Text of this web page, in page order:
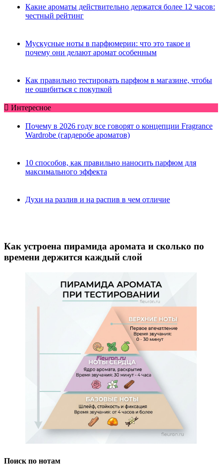
Какие ароматы действительно держатся более 12 часов:
честный рейтинг
Мускусные ноты в парфюмерии: что это такое и
почему они делают аромат особенным
Как правильно тестировать парфюм в магазине, чтобы
не ошибиться с покупкой
Интересное
Почему в 2026 году все говорят о концепции Fragrance
Wardrobe (гардеробе ароматов)
10 способов, как правильно наносить парфюм для
максимального эффекта
Духи на разлив и на распив в чем отличие
Как устроена пирамида аромата и сколько по
времени держится каждый слой
Поиск по нотам